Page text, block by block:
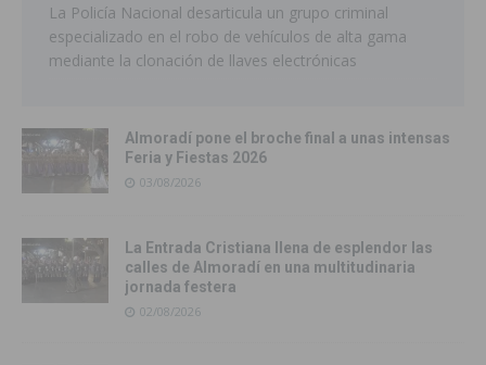
La Policía Nacional desarticula un grupo criminal
especializado en el robo de vehículos de alta gama
mediante la clonación de llaves electrónicas
Almoradí pone el broche final a unas intensas
Feria y Fiestas 2026
03/08/2026
La Entrada Cristiana llena de esplendor las
calles de Almoradí en una multitudinaria
jornada festera
02/08/2026